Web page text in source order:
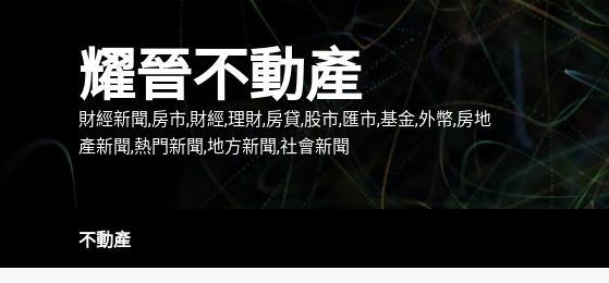
耀晉不動產
財經新聞,房市,財經,理財,房貸,股市,匯市,基金,外幣,房地
產新聞,熱門新聞,地方新聞,社會新聞
不動產